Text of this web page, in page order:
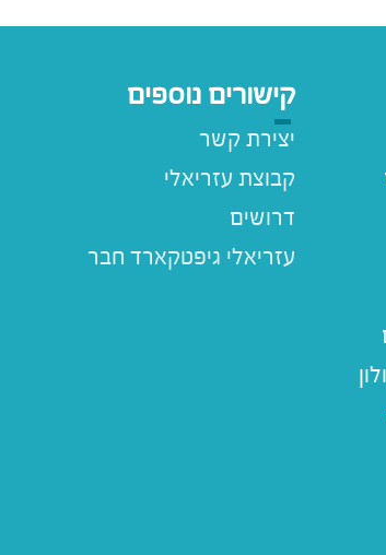
קישורים נוספים
יצירת קשר
קבוצת עזריאלי
דרושים